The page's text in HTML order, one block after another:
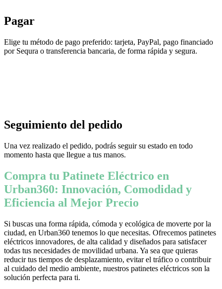
Pagar
Elige tu método de pago preferido: tarjeta, PayPal, pago financiado
por Sequra o transferencia bancaria, de forma rápida y segura.
Seguimiento del pedido
Una vez realizado el pedido, podrás seguir su estado en todo
momento hasta que llegue a tus manos.
Compra tu Patinete Eléctrico en
Urban360: Innovación, Comodidad y
Eficiencia al Mejor Precio
Si buscas una forma rápida, cómoda y ecológica de moverte por la
ciudad, en Urban360 tenemos lo que necesitas. Ofrecemos patinetes
eléctricos innovadores, de alta calidad y diseñados para satisfacer
todas tus necesidades de movilidad urbana. Ya sea que quieras
reducir tus tiempos de desplazamiento, evitar el tráfico o contribuir
al cuidado del medio ambiente, nuestros patinetes eléctricos son la
solución perfecta para ti.